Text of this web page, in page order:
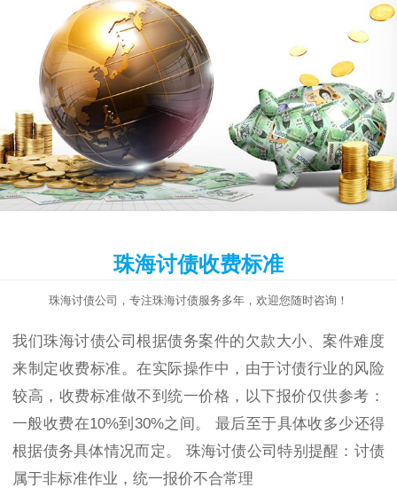
珠海讨债收费标准
珠海讨债公司，专注珠海讨债服务多年，欢迎您随时咨询！
我们珠海讨债公司根据债务案件的欠款大小、案件难度
来制定收费标准。在实际操作中，由于讨债行业的风险
较高，收费标准做不到统一价格，以下报价仅供参考：
一般收费在10%到30%之间。 最后至于具体收多少还得
根据债务具体情况而定。 珠海讨债公司特别提醒：讨债
属于非标准作业，统一报价不合常理